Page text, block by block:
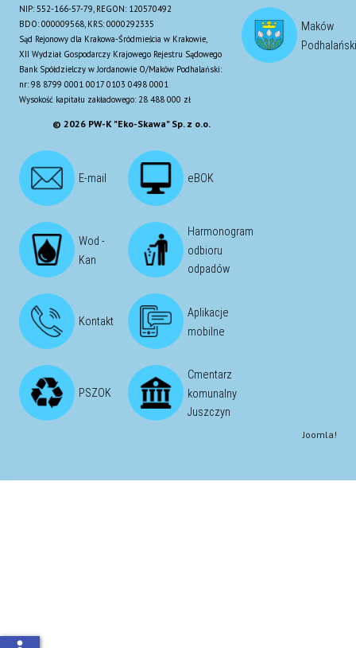
NIP: 552-166-57-79, REGON: 120570492
BDO: 000009568, KRS: 0000292335
Sąd Rejonowy dla Krakowa-Śródmieścia w Krakowie,
XII Wydział Gospodarczy Krajowego Rejestru Sądowego
Bank Spółdzielczy w Jordanowie O/Maków Podhalański:
nr: 98 8799 0001 0017 0103 0498 0001
Wysokość kapitału zakładowego: 28 488 000 zł
© 2026 PW-K "Eko-Skawa" Sp. z o.o.
Maków
Podhalański
E-mail eBOK
Wod -
Kan
Harmonogram
odbioru
odpadów
Kontakt
Aplikacje
mobilne
PSZOK
Cmentarz
komunalny
Juszczyn
Joomla!